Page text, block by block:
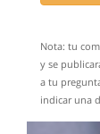
Nota: tu
y se
a tu
indicar una